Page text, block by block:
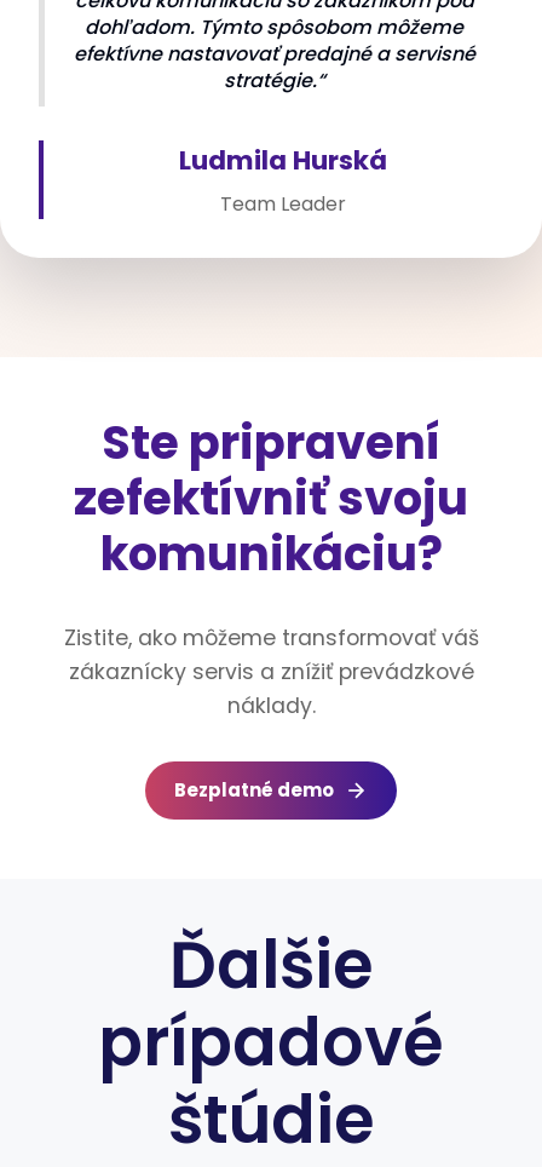
dohľadom. Týmto spôsobom môžeme
efektívne nastavovať predajné a servisné
stratégie.“
Ludmila Hurská
Team Leader
Ste pripravení
zefektívniť svoju
komunikáciu?
Zistite, ako môžeme transformovať váš
zákaznícky servis a znížiť prevádzkové
náklady.
Bezplatné demo
Ďalšie
prípadové
štúdie